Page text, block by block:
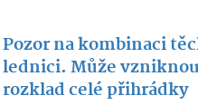
Pozor na kombinaci
lednici. Může
rozklad celé přihrádky